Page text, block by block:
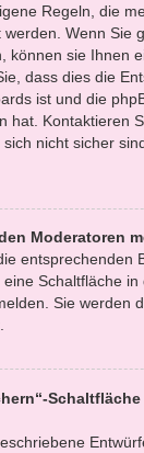
Regeln, die
Wenn Sie
können sie Ihnen
dass dies die
ist und die
hat. Kontaktieren
nicht sicher
Moderatoren
entsprechenden
Schaltfläche in
Sie werden